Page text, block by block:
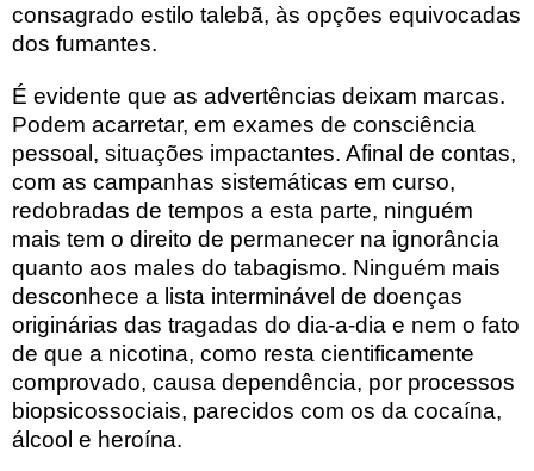
consagrado estilo talebã, às opções equivocadas
dos fumantes.
É evidente que as advertências deixam marcas.
Podem acarretar, em exames de consciência
pessoal, situações impactantes. Afinal de contas,
com as campanhas sistemáticas em curso,
redobradas de tempos a esta parte, ninguém
mais tem o direito de permanecer na ignorância
quanto aos males do tabagismo. Ninguém mais
desconhece a lista interminável de doenças
originárias das tragadas do dia-a-dia e nem o fato
de que a nicotina, como resta cientificamente
comprovado, causa dependência, por processos
biopsicossociais, parecidos com os da cocaína,
álcool e heroína.